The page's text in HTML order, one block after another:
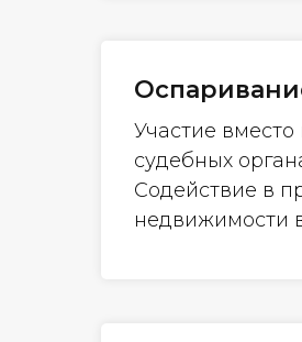
Участие вместо
судебных
Содействие в
недвижимости